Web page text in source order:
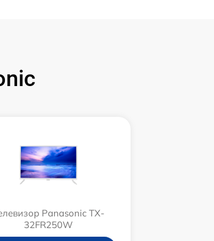
Panasonic TX-
32FR250W